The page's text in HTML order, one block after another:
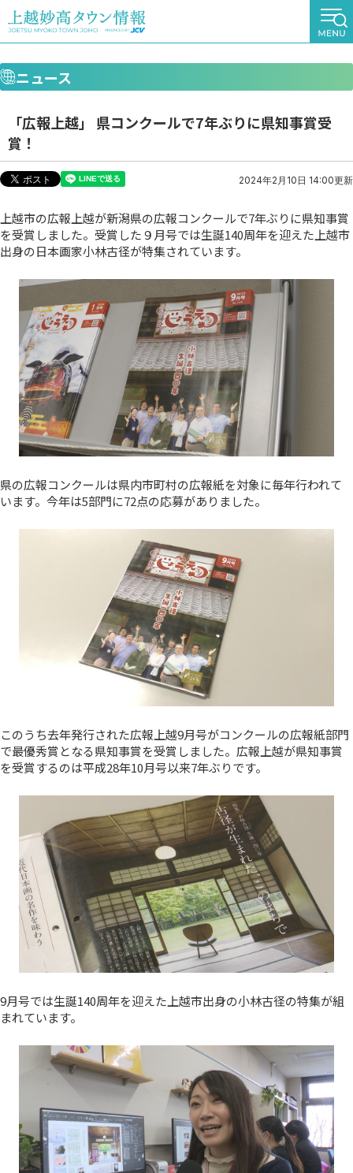
ニュース
「広報上越」 県コンクールで7年ぶりに県知事賞受
賞！
2024年2月10日 14:00更新
上越市の広報上越が新潟県の広報コンクールで7年ぶりに県知事賞
を受賞しました。受賞した９月号では生誕140周年を迎えた上越市
出身の日本画家小林古径が特集されています。
県の広報コンクールは県内市町村の広報紙を対象に毎年行われて
います。今年は5部門に72点の応募がありました。
このうち去年発行された広報上越9月号がコンクールの広報紙部門
で最優秀賞となる県知事賞を受賞しました。広報上越が県知事賞
を受賞するのは平成28年10月号以来7年ぶりです。
9月号では生誕140周年を迎えた上越市出身の小林古径の特集が組
まれています。